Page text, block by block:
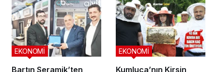
Bartın Seramik’ten
EKONOMİ
Kumluca’nın Kirsin
EKONOMİ